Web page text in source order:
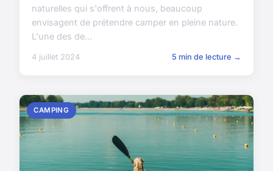
naturelles qui s'offrent à nous, beaucoup
envisagent de prétendre camper en pleine nature.
L'une des de...
4 juillet 2024 5 min de lecture →
CAMPING